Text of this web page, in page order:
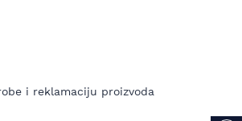
i reklamaciju proizvoda